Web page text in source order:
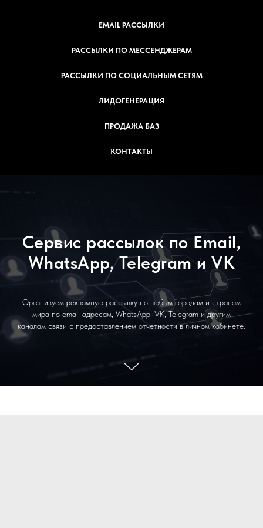
EMAIL РАССЫЛКИ
РАССЫЛКИ ПО МЕССЕНДЖЕРАМ
РАССЫЛКИ ПО СОЦИАЛЬНЫМ СЕТЯМ
ЛИДОГЕНЕРАЦИЯ
ПРОДАЖА БАЗ
КОНТАКТЫ
Сервис рассылок по Email,
WhatsApp, Telegram и VK
Организуем рекламную рассылку по любым городам и странам
мира по email адресам, WhatsApp, VK, Telegram и другим
каналам связи с предоставлением отчетности в личном кабинете.